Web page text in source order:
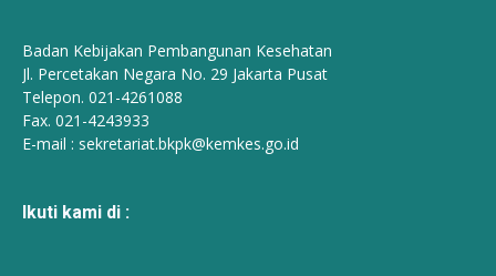
Badan Kebijakan Pembangunan Kesehatan
Jl. Percetakan Negara No. 29 Jakarta Pusat
Telepon. 021-4261088
Fax. 021-4243933
E-mail : sekretariat.bkpk@kemkes.go.id
Ikuti kami di :